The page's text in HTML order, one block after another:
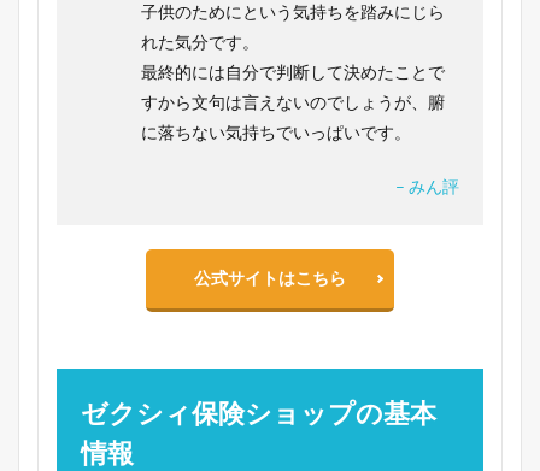
子供のためにという気持ちを踏みにじら
れた気分です。
最終的には自分で判断して決めたことで
すから文句は言えないのでしょうが、腑
に落ちない気持ちでいっぱいです。
– みん評
公式サイトはこちら
ゼクシィ保険ショップの基本
情報